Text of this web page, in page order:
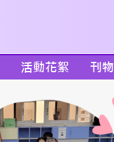
活動花絮 刊物